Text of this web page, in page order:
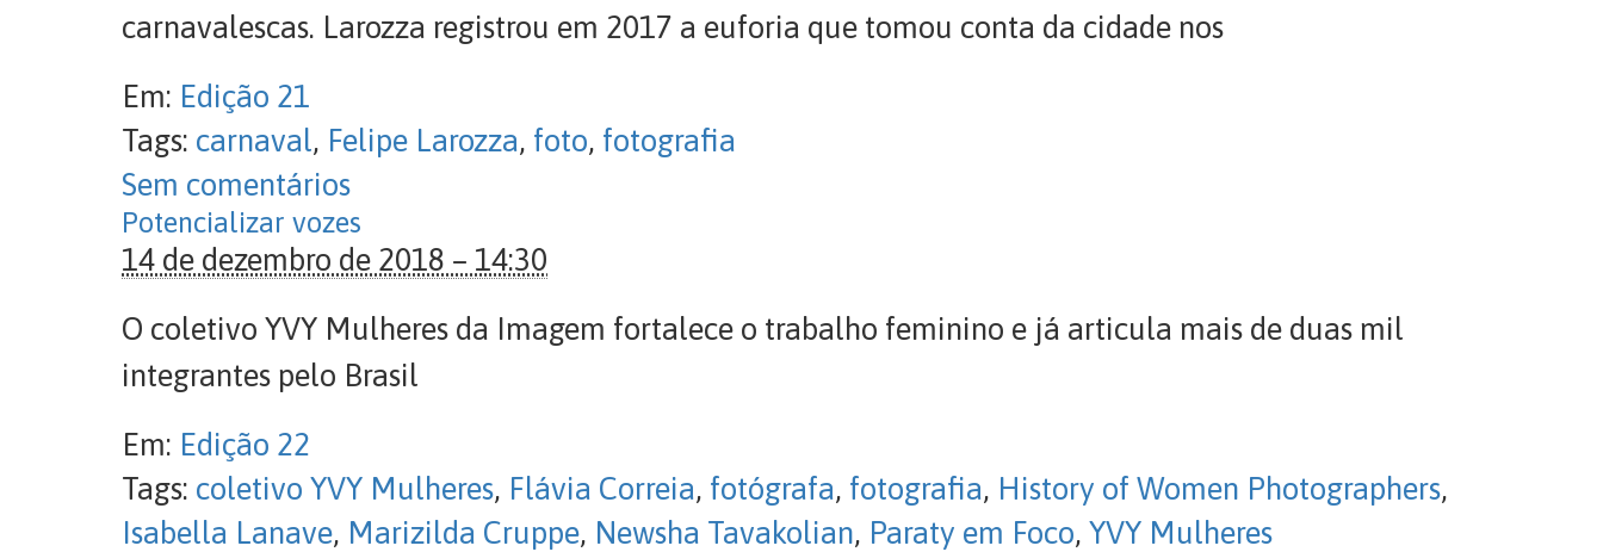
carnavalescas. Larozza registrou em 2017 a euforia que tomou conta da cidade nos
Em: Edição 21
Tags: carnaval, Felipe Larozza, foto, fotografia
Sem comentários
Potencializar vozes
14 de dezembro de 2018 – 14:30
O coletivo YVY Mulheres da Imagem fortalece o trabalho feminino e já articula mais de duas mil
integrantes pelo Brasil
Em: Edição 22
Tags: coletivo YVY Mulheres, Flávia Correia, fotógrafa, fotografia, History of Women Photographers,
Isabella Lanave, Marizilda Cruppe, Newsha Tavakolian, Paraty em Foco, YVY Mulheres